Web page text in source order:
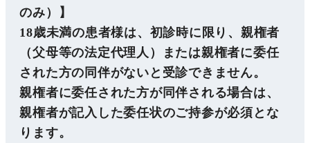
のみ）】
18歳未満の患者様は、初診時に限り、親権者
（父母等の法定代理人）または親権者に委任
された方の同伴がないと受診できません。
親権者に委任された方が同伴される場合は、
親権者が記入した委任状のご持参が必須とな
ります。